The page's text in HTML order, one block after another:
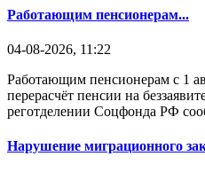
Работающим пенсионерам...
04-08-2026, 11:22
Работающим пенсионерам с 1
перерасчёт пенсии на
реготделении Соцфонда РФ
Нарушение миграционного